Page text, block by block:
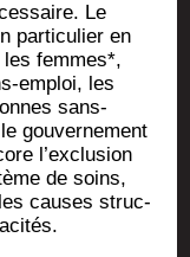
Le
par­ti­cu­lier en
femmes*,
emploi, les
sans-
gou­ver­ne­ment
l’exclusion
de soins,
causes struc­